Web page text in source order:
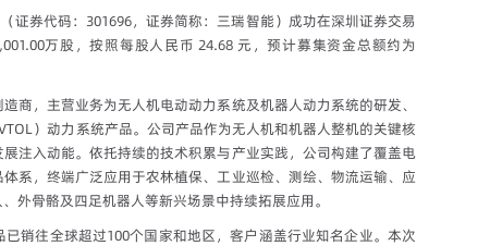
证券代码：301696，证券简称：三瑞智能）成功在深圳证券交易
万股，按照每股人民币 24.68 元，预计募集资金总额约为
商，主营业务为无人机电动动力系统及机器人动力系统的研发、
）动力系统产品。公司产品作为无人机和机器人整机的关键核
注入动能。依托持续的技术积累与产业实践，公司构建了覆盖电
系，终端广泛应用于农林植保、工业巡检、测绘、物流运输、应
外骨骼及四足机器人等新兴场景中持续拓展应用。
销往全球超过100个国家和地区，客户涵盖行业知名企业。本次